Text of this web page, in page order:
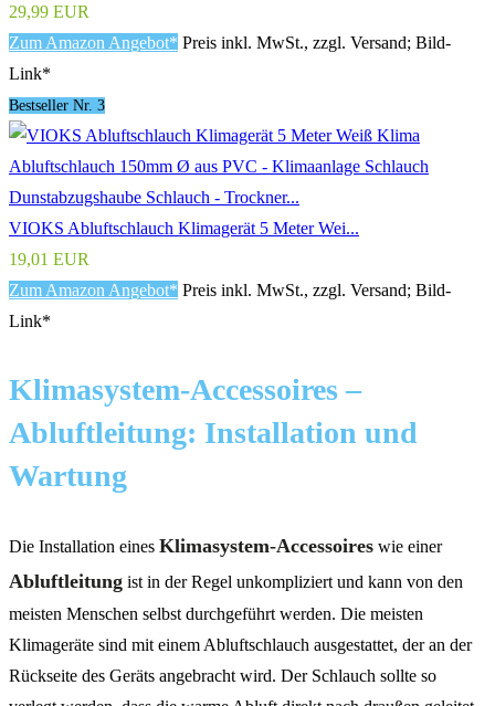
29,99 EUR
Zum Amazon Angebot* Preis inkl. MwSt., zzgl. Versand; Bild-
Link*
Bestseller Nr. 3
VIOKS Abluftschlauch Klimagerät 5 Meter Wei...
19,01 EUR
Zum Amazon Angebot* Preis inkl. MwSt., zzgl. Versand; Bild-
Link*
Klimasystem-Accessoires –
Abluftleitung: Installation und
Wartung
Die Installation eines Klimasystem-Accessoires wie einer
Abluftleitung ist in der Regel unkompliziert und kann von den
meisten Menschen selbst durchgeführt werden. Die meisten
Klimageräte sind mit einem Abluftschlauch ausgestattet, der an der
Rückseite des Geräts angebracht wird. Der Schlauch sollte so